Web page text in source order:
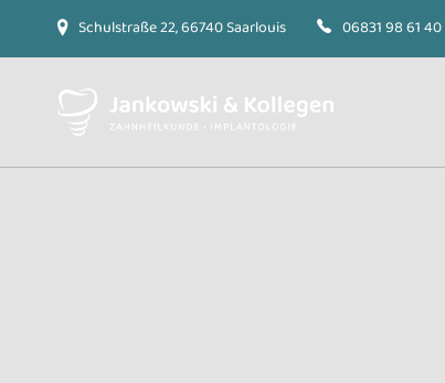
Schulstraße 22, 66740 Saarlouis 06831 98 61 40